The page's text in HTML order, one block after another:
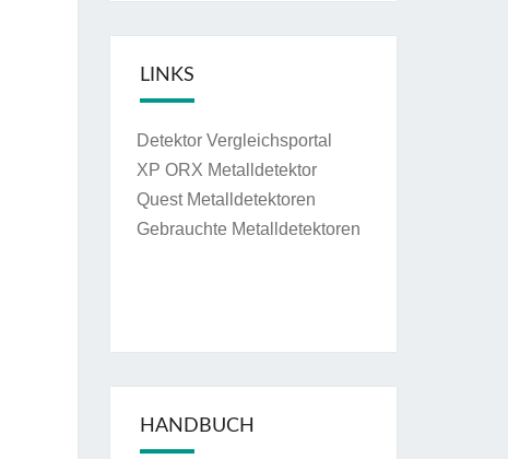
LINKS
Detektor Vergleichsportal
XP ORX Metalldetektor
Quest Metalldetektoren
Gebrauchte Metalldetektoren
HANDBUCH